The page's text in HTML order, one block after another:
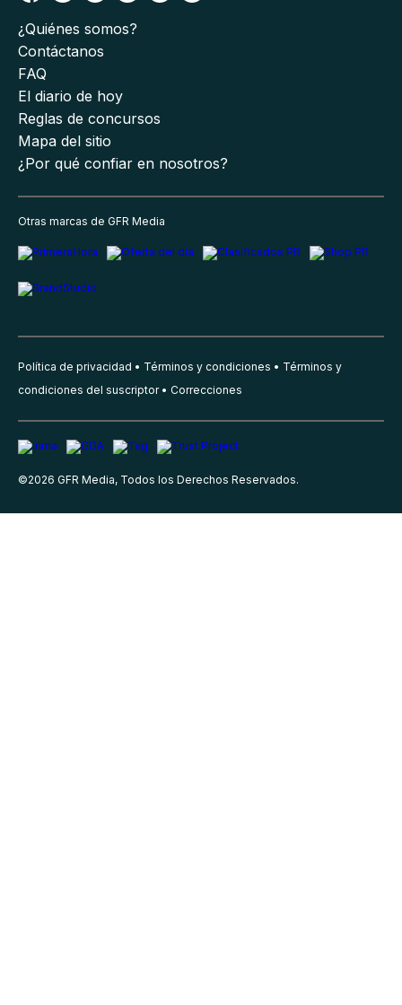
¿Quiénes somos?
Contáctanos
FAQ
El diario de hoy
Reglas de concursos
Mapa del sitio
¿Por qué confiar en nosotros?
Otras marcas de GFR Media
Política de privacidad Términos y condiciones
Términos y
condiciones del suscriptor
Correcciones
©2026 GFR Media, Todos los Derechos Reservados.